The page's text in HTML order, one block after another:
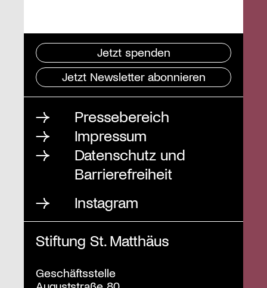
Jetzt spenden
Jetzt Newsletter abonnieren
Pressebereich
Impressum
Datenschutz und
Barrierefreiheit
Instagram
Stiftung St. Matthäus
Geschäftsstelle